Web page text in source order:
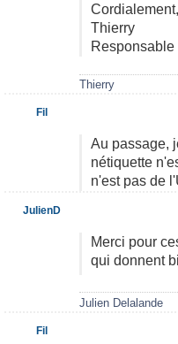
Cordialement,
Thierry
Responsable
Thierry
Au passage,
nétiquette
n'est pas de
Fil
Merci pour
qui donnent
Julien Delalande
JulienD
Fil